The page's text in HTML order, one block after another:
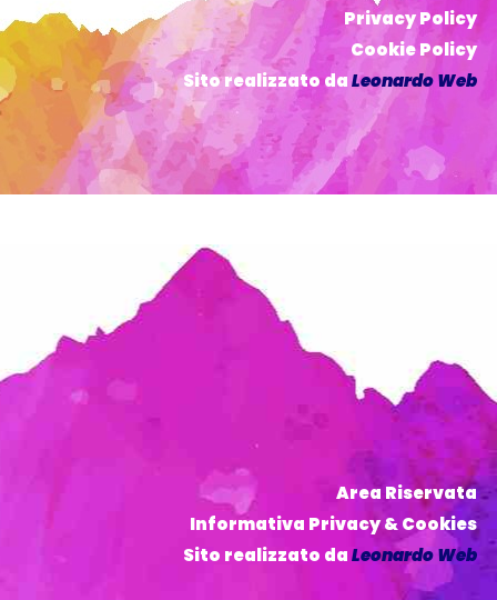
Privacy Policy
Cookie Policy
Sito realizzato daLeonardo Web
Area Riservata
Informativa Privacy & Cookies
Sito realizzato daLeonardo Web